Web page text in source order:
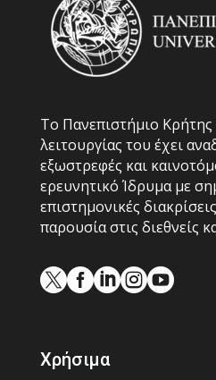
Το Πανεπιστήμιο
λειτουργίας του έχει
εξωστρεφές και
ερευνητικό Ίδρυμα με
επιστημονικές
παρουσία στις διεθνείς

Χρήσιμα